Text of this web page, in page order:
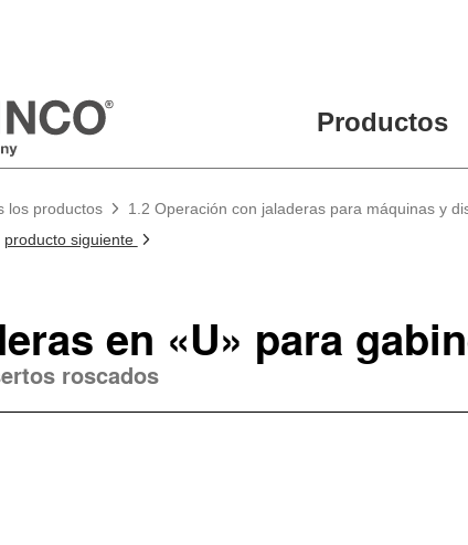
Productos
los productos 1.2 Operación con jaladeras para máquinas y
producto siguiente
en «U» para
roscados